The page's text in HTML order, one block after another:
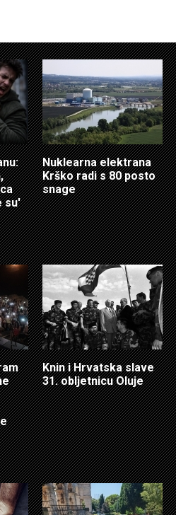
su'
Nuklearna elektrana
Krško radi s 80 posto
snage
Knin i Hrvatska slave
31. obljetnicu Oluje